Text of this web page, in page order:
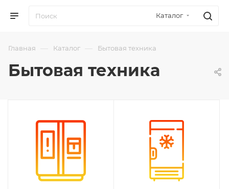
Каталог
Главная — Каталог — Бытовая техника
Бытовая техника